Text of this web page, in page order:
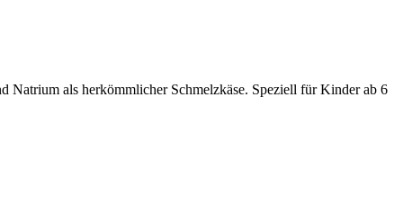
als herkömmlicher Schmelzkäse. Speziell für Kinder ab 6